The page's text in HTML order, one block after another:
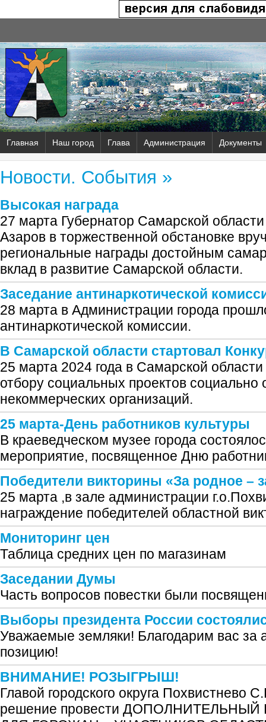
Главная Наш город Глава Администрация Документы
Новости. События »
Высокая награда
27 марта Губернатор Самарской
Азаров в торжественной обстановке
региональные награды достойным
вклад в развитие Самарской области.
Заседание антинаркотической
28 марта в Администрации города
антинаркотической комиссии.
В Самарской области стартовал
25 марта 2024 года в Самарской
отбору социальных проектов
некоммерческих организаций.
25 марта-День работников культуры
В краеведческом музее города
мероприятие, посвященное Дню
Победители викторины «За родное –
25 марта ,в зале администрации
награждение победителей областной
Мониторинг цен
Таблица средних цен по магазинам
Заседании Думы
Часть вопросов повестки были
Выборы президента России
Уважаемые земляки! Благодарим вас за
позицию!
ВНИМАНИЕ! РОЗЫГРЫШ!
Главой городского округа Похвистнево
решение провести